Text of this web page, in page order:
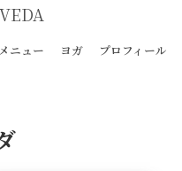
メニュー ヨガ プロフィール